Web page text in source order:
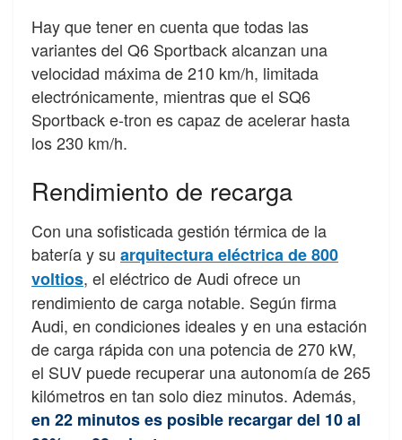
Hay que tener en cuenta que todas las
variantes del Q6 Sportback alcanzan una
velocidad máxima de 210 km/h, limitada
electrónicamente, mientras que el SQ6
Sportback e-tron es capaz de acelerar hasta
los 230 km/h.
Rendimiento de recarga
Con una sofisticada gestión térmica de la
batería y su arquitectura eléctrica de 800
voltios, el eléctrico de Audi ofrece un
rendimiento de carga notable. Según firma
Audi, en condiciones ideales y en una estación
de carga rápida con una potencia de 270 kW,
el SUV puede recuperar una autonomía de 265
kilómetros en tan solo diez minutos. Además,
en 22 minutos es posible recargar del 10 al